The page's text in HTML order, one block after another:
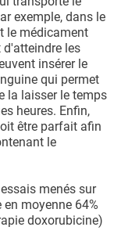
exemple, dans le
le médicament
d'atteindre les
insérer le
qui permet
la laisser le temps
heures. Enfin,
être parfait afin
le
menés sur
en moyenne 64%
doxorubicine)